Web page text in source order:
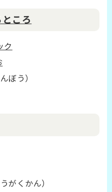
ころ
ク
ぼう）
がくかん）